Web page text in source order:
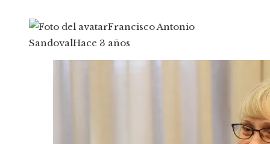
Francisco Antonio
SandovalHace 3 años